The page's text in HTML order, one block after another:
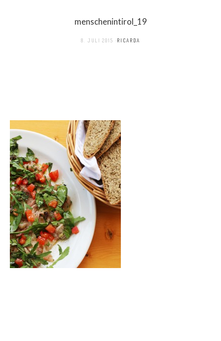
menschenintirol_19
8. JULI 2015 RICARDA